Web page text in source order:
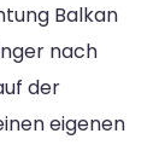
Balkan
nach
der
eigenen